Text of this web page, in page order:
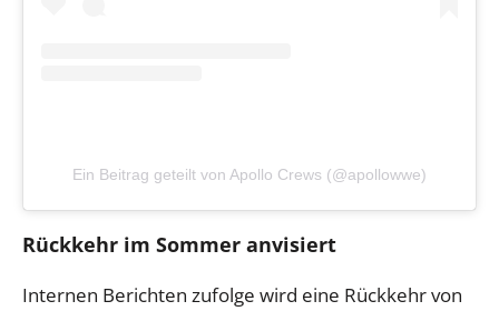
Ein Beitrag geteilt von Apollo Crews (@apollowwe)
Rückkehr im Sommer anvisiert
Internen Berichten zufolge wird eine Rückkehr von